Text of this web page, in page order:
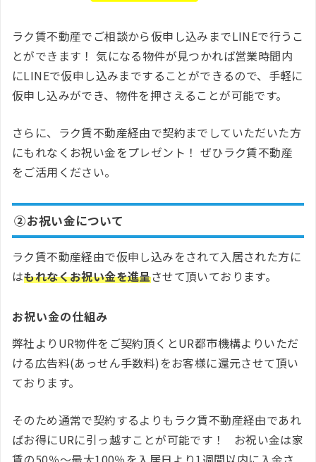
ラク賃不動産でご相談から仮申し込みまでLINEで行うこ
とができます！ 気になる物件が見つかれば営業時間内
にLINEで仮申し込みまですることができるので、手軽に
仮申し込みができ、物件を押さえることが可能です。
さらに、ラク賃不動産経由で契約までしていただいた方
にもれなくお祝い金をプレゼント！ ぜひラク賃不動産
をご活用ください。
②お祝い金について
ラク賃不動産経由で仮申し込みをされて入居された方に
はもれなくお祝い金を進呈させて頂いております。
お祝い金の仕組み
弊社よりUR物件をご契約頂くとUR都市機構よりいただ
ける広告料(あっせん手数料)をお客様に還元させて頂い
ております。
そのため通常で契約するよりもラク賃不動産経由であれ
ばお得にURに引っ越すことが可能です！ お祝い金は家